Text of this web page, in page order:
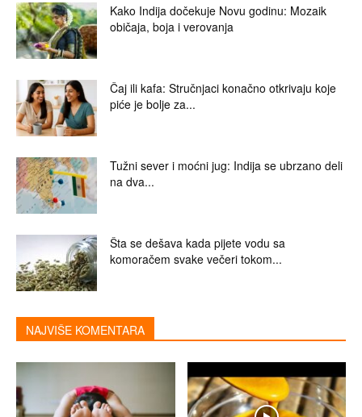
Kako Indija dočekuje Novu godinu: Mozaik
običaja, boja i verovanja
Čaj ili kafa: Stručnjaci konačno otkrivaju koje
piće je bolje za...
Tužni sever i moćni jug: Indija se ubrzano deli
na dva...
Šta se dešava kada pijete vodu sa
komoračem svake večeri tokom...
NAJVIŠE KOMENTARA